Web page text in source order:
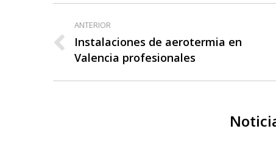
Navegación
entre
publicaciones
ANTERIOR
Publicación
anterior:
Instalaciones de aerotermia en
Valencia profesionales